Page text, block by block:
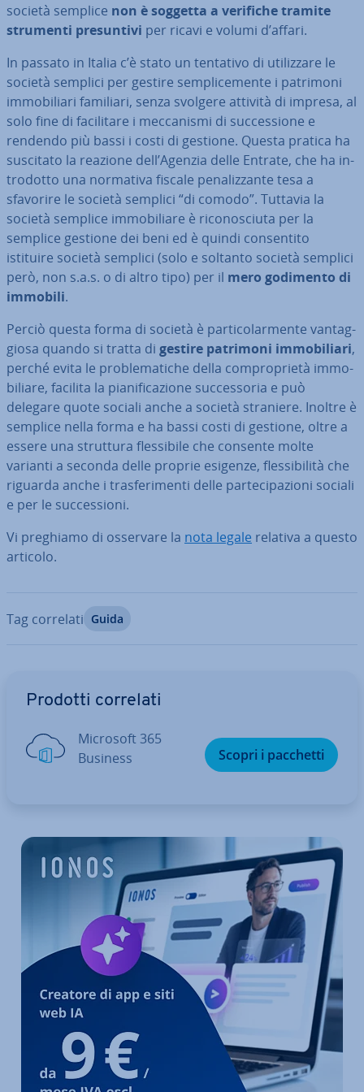
società semplice non è soggetta a verifiche tramite
strumenti pre­sun­ti­vi per ricavi e volumi d’affari.
In passato in Italia c’è stato un tentativo di uti­liz­za­re le
società semplici per gestire sem­pli­ce­men­te i patrimoni
im­mo­bi­lia­ri familiari, senza svolgere attività di impresa, al
solo fine di fa­ci­li­ta­re i mec­ca­ni­smi di suc­ces­sio­ne e
rendendo più bassi i costi di gestione. Questa pratica ha
suscitato la reazione dell’Agenzia delle Entrate, che ha in­
tro­dot­to una normativa fiscale pe­na­liz­zan­te tesa a
sfavorire le società semplici “di comodo”. Tuttavia la
società semplice im­mo­bi­lia­re è ri­co­no­sciu­ta per la
semplice gestione dei beni ed è quindi con­sen­ti­to
istituire società semplici (solo e soltanto società semplici
però, non s.a.s. o di altro tipo) per il mero godimento di
immobili.
Perciò questa forma di società è par­ti­co­lar­men­te van­tag­
gio­sa quando si tratta di gestire patrimoni im­mo­bi­lia­ri,
perché evita le pro­ble­ma­ti­che della com­pro­prie­tà im­mo­
bi­lia­re, facilita la pia­ni­fi­ca­zio­ne suc­ces­so­ria e può
delegare quote sociali anche a società straniere. Inoltre è
semplice nella forma e ha bassi costi di gestione, oltre a
essere una struttura fles­si­bi­le che consente molte
varianti a seconda delle proprie esigenze, fles­si­bi­li­tà che
riguarda anche i tra­sfe­ri­men­ti delle par­te­ci­pa­zio­ni sociali
e per le suc­ces­sio­ni.
Vi preghiamo di osservare la nota legale relativa a questo
articolo.
Tag correlati Guida
Prodotti correlati
Microsoft 365
Business
Scopri i pacchetti